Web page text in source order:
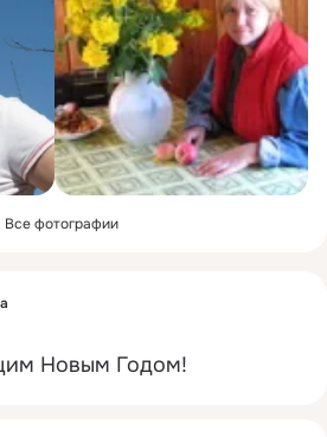
Все фотографии
Новым Годом!